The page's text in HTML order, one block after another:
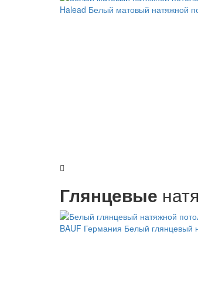
Halead Белый матовый натяжной
Глянцевые
BAUF Германия Белый глянцевый